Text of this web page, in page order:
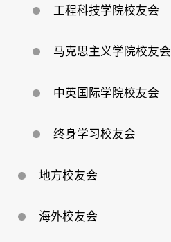
工程科技学院校友会
马克思主义学院校友会
中英国际学院校友会
终身学习校友会
地方校友会
海外校友会